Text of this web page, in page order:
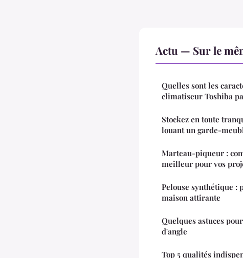
Actu — Sur le
Quelles sont les
climatiseur Toshiba
Stockez en toute
louant un garde-
Marteau-piqueur :
meilleur pour vos
Pelouse synthétique :
maison attirante
Quelques astuces
d'angle
Top 5 qualités